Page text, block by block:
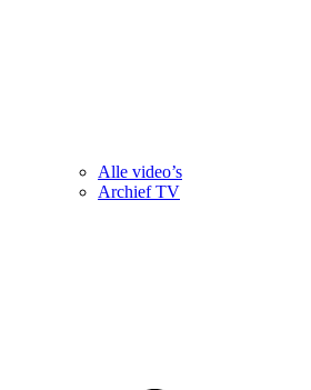
Alle video’s
Archief TV